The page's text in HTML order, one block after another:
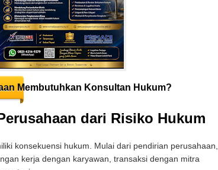
Membutuhkan Konsultan Hukum?
dari Risiko Hukum
konsekuensi hukum. Mulai dari pendirian perusahaan,
kerja dengan karyawan, transaksi dengan mitra